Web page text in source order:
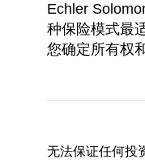
Echler
种保险模式最
您确定所有权
无法保证任何投